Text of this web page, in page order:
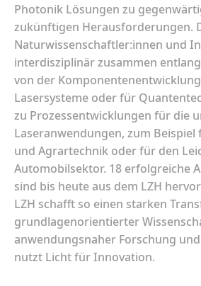
Photonik Lösungen zu
zukünftigen Herausforderungen.
Naturwissenschaftler:innen und
interdisziplinär zusammen
von der
Lasersysteme oder für
zu Prozessentwicklungen für die
Laseranwendungen, zum Beispiel
und Agrartechnik oder für den
Automobilsektor. 18 erfolgreiche
sind bis heute aus dem LZH
LZH schafft so einen starken
grundlagenorientierter
anwendungsnaher Forschung
nutzt Licht für Innovation.